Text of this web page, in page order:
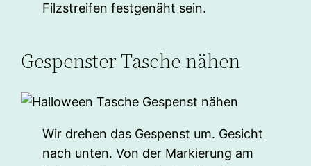
Filzstreifen festgenäht sein.
Gespenster Tasche nähen
Wir drehen das Gespenst um. Gesicht
nach unten. Von der Markierung am